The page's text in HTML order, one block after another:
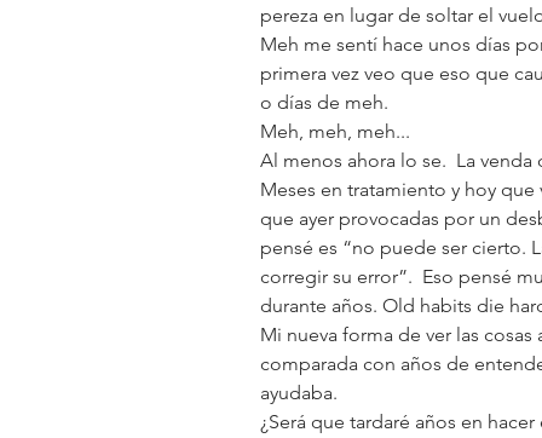
pereza en lugar de soltar el
Meh me sentí hace unos días
primera vez veo que eso que
o días de meh.
Meh, meh, meh...
Al menos ahora lo se.  La
Meses en tratamiento y hoy
que ayer provocadas por un
pensé es “no puede ser cierto.
corregir su error”.  Eso pensé
durante años. Old habits die
Mi nueva forma de ver las
comparada con años de
ayudaba.
¿Será que tardaré años en